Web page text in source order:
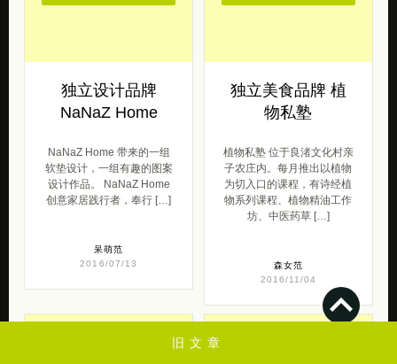
旧文章
独立设计品牌
NaNaZ Home
NaNaZ Home 带来的一组
软垫设计，一组有趣的图案
设计作品。 NaNaZ Home
创意家居践行者，奉行 […]
呆萌范
2016/07/13
独立美食品牌 植
物私塾
植物私塾 位于良渚文化村亲
子农庄内。每月推出以植物
为切入口的课程，有诗经植
物系列课程、植物精油工作
坊、中医药草 […]
森女范
2016/11/04